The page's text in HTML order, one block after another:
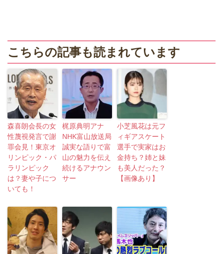
こちらの記事も読まれています
森喜朗会長の女
性蔑視発言で謝
罪会見！東京オ
リンピック・パ
ラリンピック
は？妻や子につ
いても！
梶原典明アナ
NHK富山放送局
誠実な語りで富
山の魅力を伝え
続けるアナウン
サー
小芝風花は元フ
ィギアスケート
選手で実家はお
金持ち？姉と妹
も美人だった？
【画像あり】